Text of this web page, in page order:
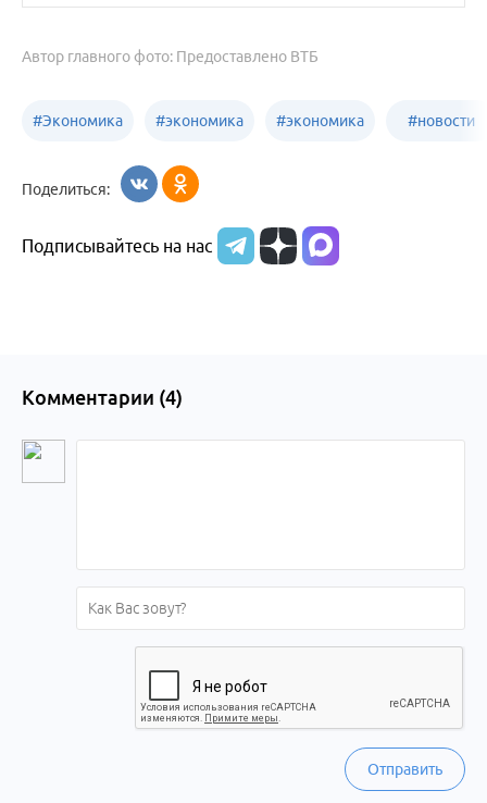
Автор главного фото: Предоставлено ВТБ
#Экономика #экономика
Алтайский
край
#экономика #новости
Поделиться:
Подписывайтесь на нас
Комментарии (4)
Отправить